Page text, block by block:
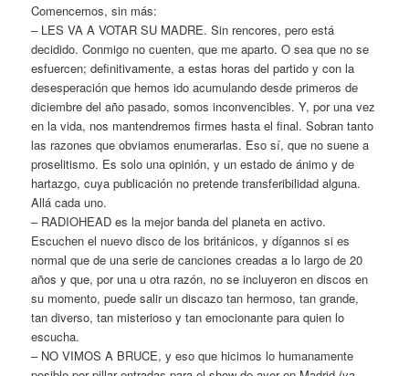
Comencemos, sin más:
– LES VA A VOTAR SU MADRE. Sin rencores, pero está
decidido. Conmigo no cuenten, que me aparto. O sea que no se
esfuercen; definitivamente, a estas horas del partido y con la
desesperación que hemos ido acumulando desde primeros de
diciembre del año pasado, somos inconvencibles. Y, por una vez
en la vida, nos mantendremos firmes hasta el final. Sobran tanto
las razones que obviamos enumerarlas. Eso sí, que no suene a
proselitismo. Es solo una opinión, y un estado de ánimo y de
hartazgo, cuya publicación no pretende transferibilidad alguna.
Allá cada uno.
– RADIOHEAD es la mejor banda del planeta en activo.
Escuchen el nuevo disco de los británicos, y dígannos si es
normal que de una serie de canciones creadas a lo largo de 20
años y que, por una u otra razón, no se incluyeron en discos en
su momento, puede salir un discazo tan hermoso, tan grande,
tan diverso, tan misterioso y tan emocionante para quien lo
escucha.
– NO VIMOS A BRUCE, y eso que hicimos lo humanamente